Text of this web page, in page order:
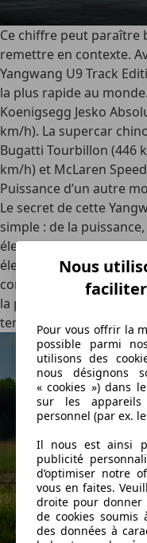
Nous
Pour vous offrir la
possible parmi
utilisons des
nous désignons
« cookies ») dans
sur les
personnel (par ex.
Il nous est ainsi
publicité
d’optimiser notre
vous en faites.
droite pour
de cookies soumis
des données à
Ce chiffre peut paraître
remettre en contexte.
Yangwang U9 Track
la plus rapide au
Koenigsegg Jesko
km/h). La supercar
Bugatti Tourbillon (446
km/h) et McLaren
Puissance d’un autre
Le secret de cette
simple : de la
électrique est ainsi
électriques de 1 305 ch
combinée à 3 020 ch.
la palme de la voiture
temps. Électrique, ou